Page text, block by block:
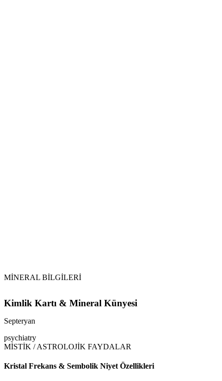
MİNERAL BİLGİLERİ
Kimlik Kartı & Mineral Künyesi
Septeryan
psychiatry
MİSTİK / ASTROLOJİK FAYDALAR
Kristal Frekans & Sembolik Niyet Özellikleri